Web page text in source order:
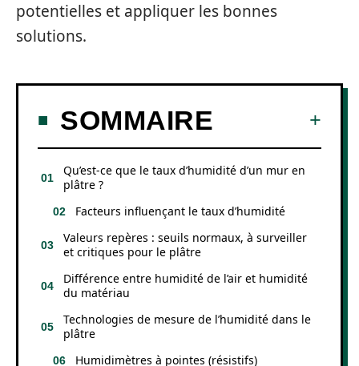
potentielles et appliquer les bonnes
solutions.
SOMMAIRE
Qu’est-ce que le taux d’humidité d’un mur en
plâtre ?
Facteurs influençant le taux d’humidité
Valeurs repères : seuils normaux, à surveiller
et critiques pour le plâtre
Différence entre humidité de l’air et humidité
du matériau
Technologies de mesure de l’humidité dans le
plâtre
Humidimètres à pointes (résistifs)